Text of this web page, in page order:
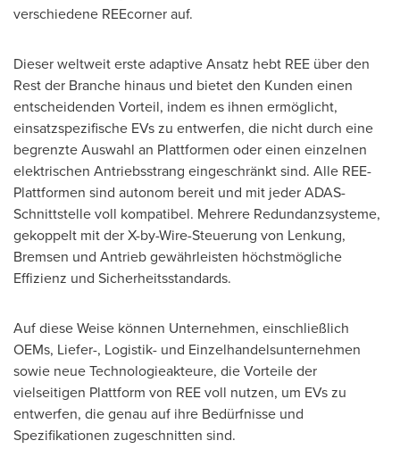
verschiedene REEcorner auf.
Dieser weltweit erste adaptive Ansatz hebt REE über den
Rest der Branche hinaus und bietet den Kunden einen
entscheidenden Vorteil, indem es ihnen ermöglicht,
einsatzspezifische EVs zu entwerfen, die nicht durch eine
begrenzte Auswahl an Plattformen oder einen einzelnen
elektrischen Antriebsstrang eingeschränkt sind. Alle REE-
Plattformen sind autonom bereit und mit jeder ADAS-
Schnittstelle voll kompatibel. Mehrere Redundanzsysteme,
gekoppelt mit der X-by-Wire-Steuerung von Lenkung,
Bremsen und Antrieb gewährleisten höchstmögliche
Effizienz und Sicherheitsstandards.
Auf diese Weise können Unternehmen, einschließlich
OEMs, Liefer-, Logistik- und Einzelhandelsunternehmen
sowie neue Technologieakteure, die Vorteile der
vielseitigen Plattform von REE voll nutzen, um EVs zu
entwerfen, die genau auf ihre Bedürfnisse und
Spezifikationen zugeschnitten sind.